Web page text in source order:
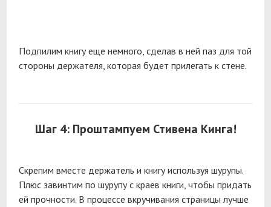
Подпилим книгу еще немного, сделав в ней паз для той
стороны держателя, которая будет прилегать к стене.
Шаг 4: Проштампуем Стивена Кинга!
Скрепим вместе держатель и книгу используя шурупы.
Плюс завинтим по шурупу с краев книги, чтобы придать
ей прочности. В процессе вкручивания страницы лучше